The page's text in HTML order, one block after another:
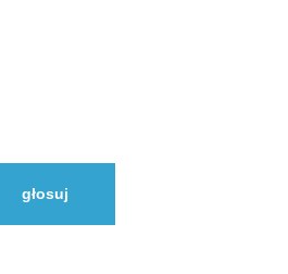
głosuj